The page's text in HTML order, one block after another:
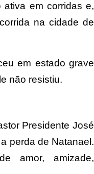
ativa em corridas e,
na cidade de
em estado grave
não resistiu.
Presidente José
perda de Natanael.
amor, amizade,